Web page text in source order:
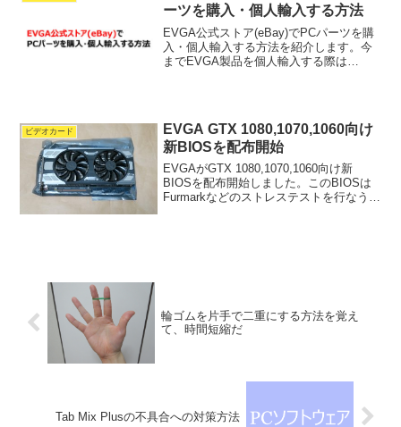
ーツを購入・個人輸入する方法
EVGA公式ストア(eBay)でPCパーツを購
入・個人輸入する方法を紹介します。今
までEVGA製品を個人輸入する際は
ビデオカード
EVGA GTX 1080,1070,1060向け
新BIOSを配布開始
EVGAがGTX 1080,1070,1060向け新
BIOSを配布開始しました。このBIOSは
Furmarkなどのストレステストを行なう
輪ゴムを片手で二重にする方法を覚え
て、時間短縮だ
Tab Mix Plusの不具合への対策方法